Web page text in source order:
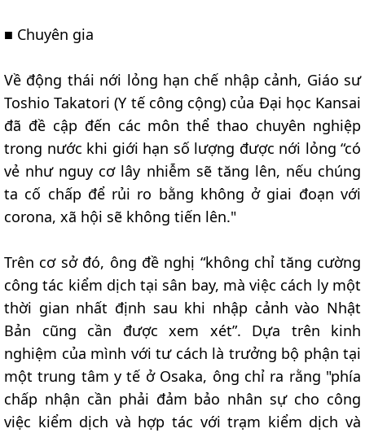
■ Chuyên gia
Về động thái nới lỏng hạn chế nhập cảnh, Giáo sư
Toshio Takatori (Y tế công cộng) của Đại học Kansai
đã đề cập đến các môn thể thao chuyên nghiệp
trong nước khi giới hạn số lượng được nới lỏng “có
vẻ như nguy cơ lây nhiễm sẽ tăng lên, nếu chúng
ta cố chấp để rủi ro bằng không ở giai đoạn với
corona, xã hội sẽ không tiến lên."
Trên cơ sở đó, ông đề nghị “không chỉ tăng cường
công tác kiểm dịch tại sân bay, mà việc cách ly một
thời gian nhất định sau khi nhập cảnh vào Nhật
Bản cũng cần được xem xét”. Dựa trên kinh
nghiệm của mình với tư cách là trưởng bộ phận tại
một trung tâm y tế ở Osaka, ông chỉ ra rằng "phía
chấp nhận cần phải đảm bảo nhân sự cho công
việc kiểm dịch và hợp tác với trạm kiểm dịch và